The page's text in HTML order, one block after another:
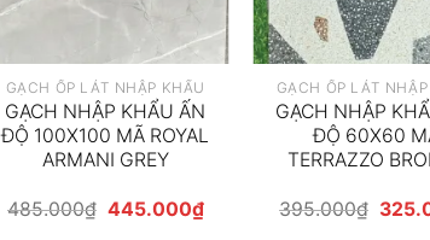
GẠCH ỐP LÁT NHẬP KHẨU
GẠCH NHẬP KHẨU ẤN
ĐỘ 100X100 MÃ ROYAL
ARMANI GREY
485.000₫ Giá
445.000₫Giá
hiện
GẠCH ỐP LÁT
GẠCH NHẬP
ĐỘ 60X60
TERRAZZO
395.000₫ Giá